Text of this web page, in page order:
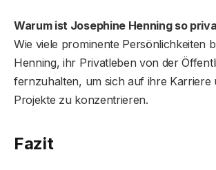
Warum ist Josephine Henning so
Wie viele prominente Persönlichkeiten
Henning, ihr Privatleben von der
fernzuhalten, um sich auf ihre Karriere
Projekte zu konzentrieren.
Fazit